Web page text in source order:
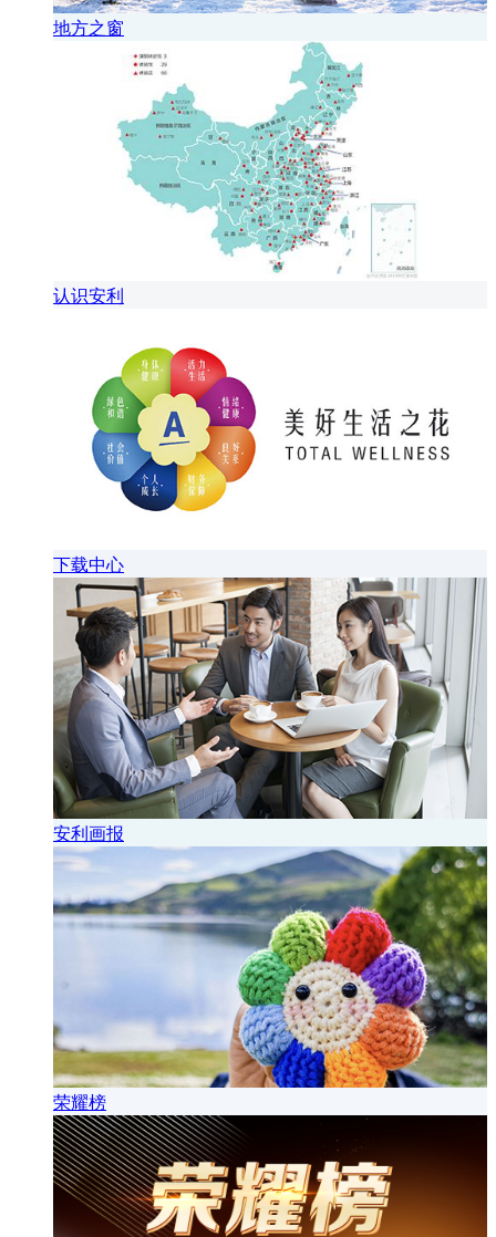
地方之窗
认识安利
下载中心
安利画报
荣耀榜